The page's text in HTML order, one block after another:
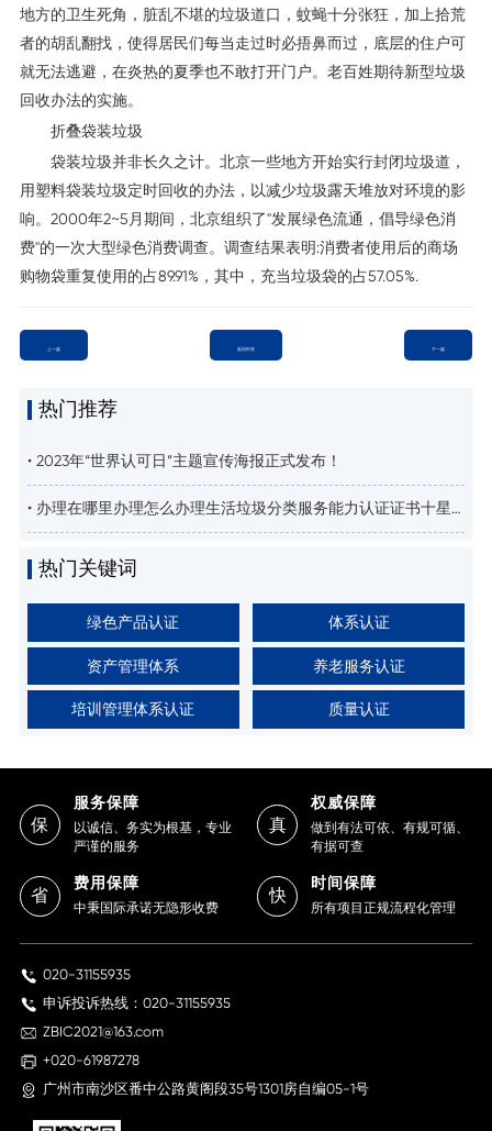
地方的卫生死角，脏乱不堪的垃圾道口，蚊蝇十分张狂，加上拾荒
者的胡乱翻找，使得居民们每当走过时必捂鼻而过，底层的住户可
就无法逃避，在炎热的夏季也不敢打开门户。老百姓期待新型垃圾
回收办法的实施。
折叠袋装垃圾
袋装垃圾并非长久之计。北京一些地方开始实行封闭垃圾道，
用塑料袋装垃圾定时回收的办法，以减少垃圾露天堆放对环境的影
响。2000年2~5月期间，北京组织了"发展绿色流通，倡导绿色消
费"的一次大型绿色消费调查。调查结果表明:消费者使用后的商场
购物袋重复使用的占89.91%，其中，充当垃圾袋的占57.05%.
上一篇 返回列表 下一篇
热门推荐
• 2023年“世界认可日”主题宣传海报正式发布！
• 办理在哪里办理怎么办理生活垃圾分类服务能力认证证书十星
热门关键词
绿色产品认证 体系认证
资产管理体系 养老服务认证
培训管理体系认证 质量认证
保
服务保障
以诚信、务实为根基，专业
严谨的服务
真
权威保障
做到有法可依、有规可循、
有据可查
省
费用保障
中秉国际承诺无隐形收费
快
时间保障
所有项目正规流程化管理
020-31155935
申诉投诉热线：020-31155935
ZBIC2021@163.com
+020-61987278
广州市南沙区番中公路黄阁段35号1301房自编05-1号